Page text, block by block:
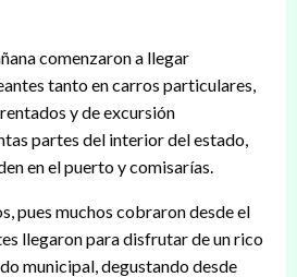
comenzaron a llegar
tanto en carros particulares,
y de excursión
partes del interior del estado,
en el puerto y comisarías.
pues muchos cobraron desde el
llegaron para disfrutar de un rico
municipal, degustando desde